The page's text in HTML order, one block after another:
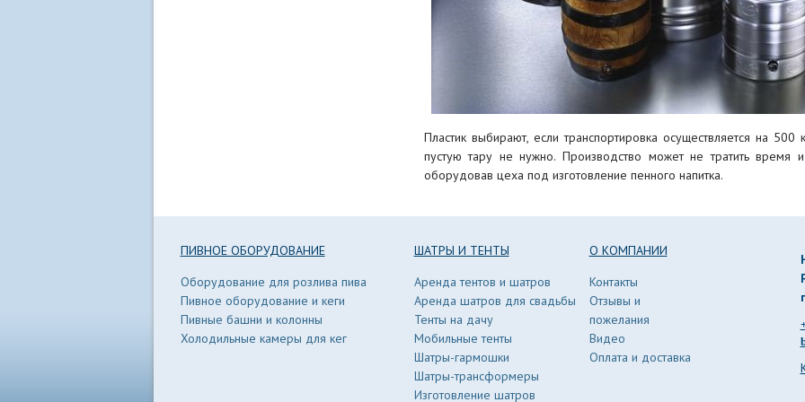
Пластик выбирают, если транспортировка осуществляется на
пустую тару не нужно. Производство может не тратить время
оборудовав цеха под изготовление пенного напитка.
ПИВНОЕ ОБОРУДОВАНИЕ
Оборудование для розлива пива
Пивное оборудование и кеги
Пивные башни и колонны
Холодильные камеры для кег
ШАТРЫ И ТЕНТЫ
Аренда тентов и шатров
Аренда шатров для свадьбы
Тенты на дачу
Мобильные тенты
Шатры-гармошки
Шатры-трансформеры
Изготовление шатров
О КОМПАНИИ
Контакты
Отзывы и
пожелания
Видео
Оплата и доставка